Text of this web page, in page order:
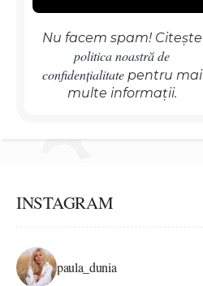
Nu facem spam! Citește
politica noastră de
confidențialitatepentru mai
multe informații.
INSTAGRAM
paula_dunia